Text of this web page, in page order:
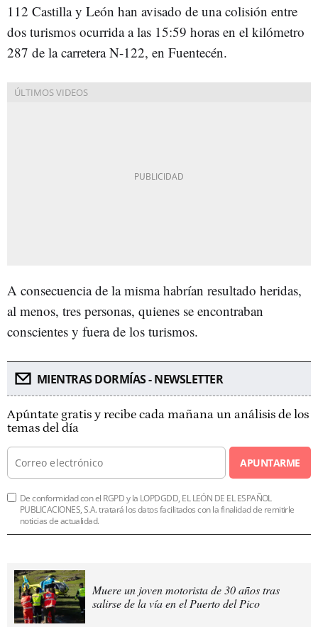
112 Castilla y León han avisado de una colisión entre
dos turismos ocurrida a las 15:59 horas en el kilómetro
287 de la carretera N-122, en Fuentecén.
A consecuencia de la misma habrían resultado heridas,
al menos, tres personas, quienes se encontraban
conscientes y fuera de los turismos.
MIENTRAS DORMÍAS - NEWSLETTER
Apúntate gratis y recibe cada mañana un análisis de los
temas del día
APUNTARME
De conformidad con el RGPD y la LOPDGDD, EL LEÓN DE EL ESPAÑOL
PUBLICACIONES, S.A. tratará los datos facilitados con la finalidad de remitirle
noticias de actualidad.
Muere un joven motorista de 30 años tras
salirse de la vía en el Puerto del Pico